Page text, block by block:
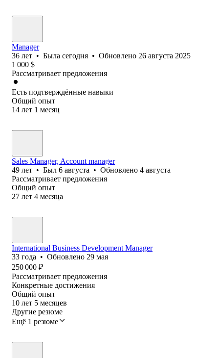
Manager
36 лет • Была сегодня • Обновлено 26 августа 2025
1 000 $
Рассматривает предложения
Есть подтверждённые навыки
Общий опыт
14 лет 1 месяц
Sales Manager, Account manager
49 лет • Был 6 августа • Обновлено 4 августа
Рассматривает предложения
Общий опыт
27 лет 4 месяца
International Business Development Manager
33 года • Обновлено 29 мая
250 000 ₽
Рассматривает предложения
Конкретные достижения
Общий опыт
10 лет 5 месяцев
Другие резюме
Ещё 1 резюме